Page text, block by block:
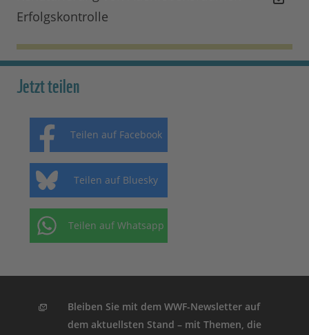
Erfolgskontrolle
Jetzt teilen
Teilen auf Facebook
Teilen auf Bluesky
Teilen auf Whatsapp
Bleiben Sie mit dem WWF-Newsletter auf
dem aktuellsten Stand – mit Themen, die